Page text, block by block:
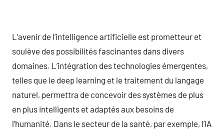
L’avenir de l’intelligence artificielle est prometteur et
soulève des possibilités fascinantes dans divers
domaines. L’intégration des technologies émergentes,
telles que le deep learning et le traitement du langage
naturel, permettra de concevoir des systèmes de plus
en plus intelligents et adaptés aux besoins de
l’humanité. Dans le secteur de la santé, par exemple, l’IA